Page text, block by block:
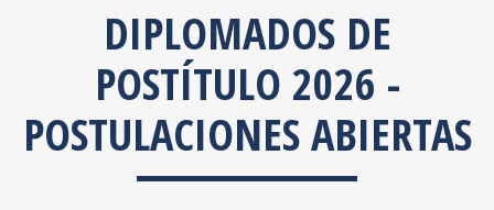
DIPLOMADOS DE
POSTÍTULO 2026 -
POSTULACIONES ABIERTAS